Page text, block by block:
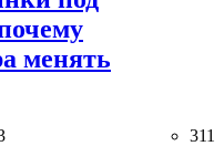
менять
311